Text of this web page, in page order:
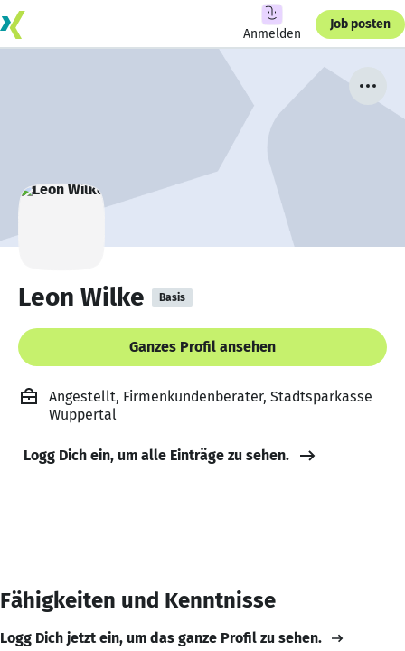
Anmelden
Job posten
Leon Wilke Basis
Ganzes Profil ansehen
Angestellt, Firmenkundenberater, Stadtsparkasse
Wuppertal
Logg Dich ein, um alle Einträge zu sehen.
Fähigkeiten und Kenntnisse
Logg Dich jetzt ein, um das ganze Profil zu sehen.